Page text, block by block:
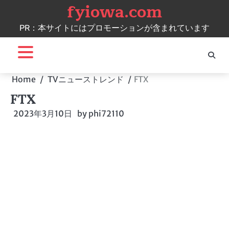
content
fyiowa.com
PR：本サイトにはプロモーションが含まれています
Home TVニューストレンド FTX
FTX
2023年3月10日 by phi72110